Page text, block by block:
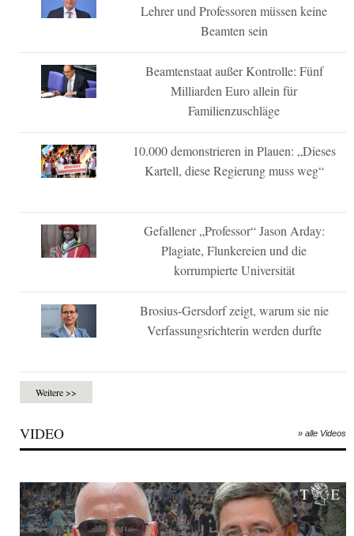
Lehrer und Professoren müssen keine
Beamten sein
Beamtenstaat außer Kontrolle: Fünf
Milliarden Euro allein für
Familienzuschläge
10.000 demonstrieren in Plauen: „Dieses
Kartell, diese Regierung muss weg“
Gefallener „Professor“ Jason Arday:
Plagiate, Flunkereien und die
korrumpierte Universität
Brosius-Gersdorf zeigt, warum sie nie
Verfassungsrichterin werden durfte
Weitere >>
VIDEO » alle Videos